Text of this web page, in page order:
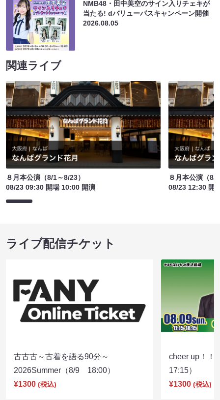
NMB48・田中美空のサイン入りチェキが
当たる! dバリューパスキャンペーン開催
2026.08.05
関連ライブ
８月本公演（8/1～8/23）
08/23 09:30 開場 10:00 開演
８月本公演（8/
08/23 12:30 開
ライブ配信チケット
古古古～古着を語る90分～
2026Summer（8/9 18:00）
¥1300 (税込)
cheer up！
17:15）
¥1300 (税込)